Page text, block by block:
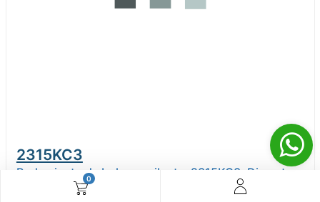
0
2315KC3
Rodamiento de bolas oscilante, 2315KC3, Diametro
interno 75 mm, Diametro externo 160 mm, Ancho 55